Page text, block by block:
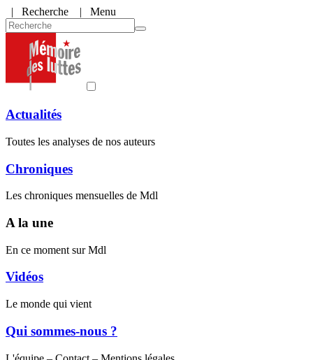
| Recherche | Menu
Actualités
Toutes les analyses de nos auteurs
Chroniques
Les chroniques mensuelles de Mdl
A la une
En ce moment sur Mdl
Vidéos
Le monde qui vient
Qui sommes-nous ?